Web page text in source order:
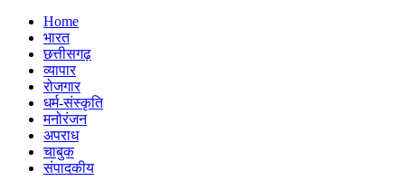
Menu
Home
भारत
छत्तीसगढ़
व्यापार
रोजगार
धर्म-संस्कृति
मनोरंजन
अपराध
चाबुक
संपादकीय